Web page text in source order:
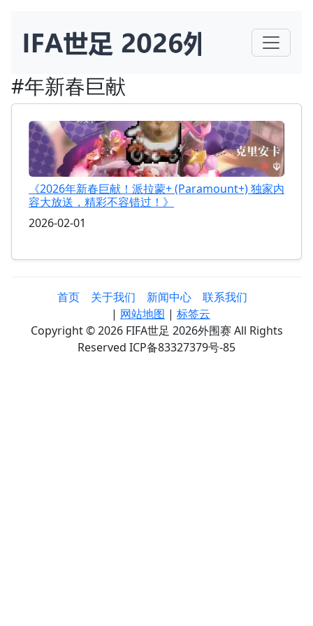
#年新春巨献
《2026年新春巨献！派拉蒙+ (Paramount+) 独家内
容大放送，精彩不容错过！》
2026-02-01
首页 关于我们 新闻中心
联系我们
| 网站地图 | 标签云
Copyright © 2026 FIFA世足 2026外围赛 All Rights
Reserved ICP备83327379号-85